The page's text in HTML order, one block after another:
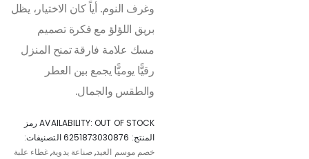
وغرف النوم. أياً كان الاختيار، يظل
بريق اللؤلؤ مع فكرة تصميم
مسك علامة فارقة تمنح المنزل
رقيًّا يوميًّا يجمع بين العطر
والطقس والجمال.
AVAILABILITY:OUT OF STOCK
رمز
المنتج: 6251873030876التصنيفات:
خصم موسم العيد,صناعة يدوية,غطاء علبة